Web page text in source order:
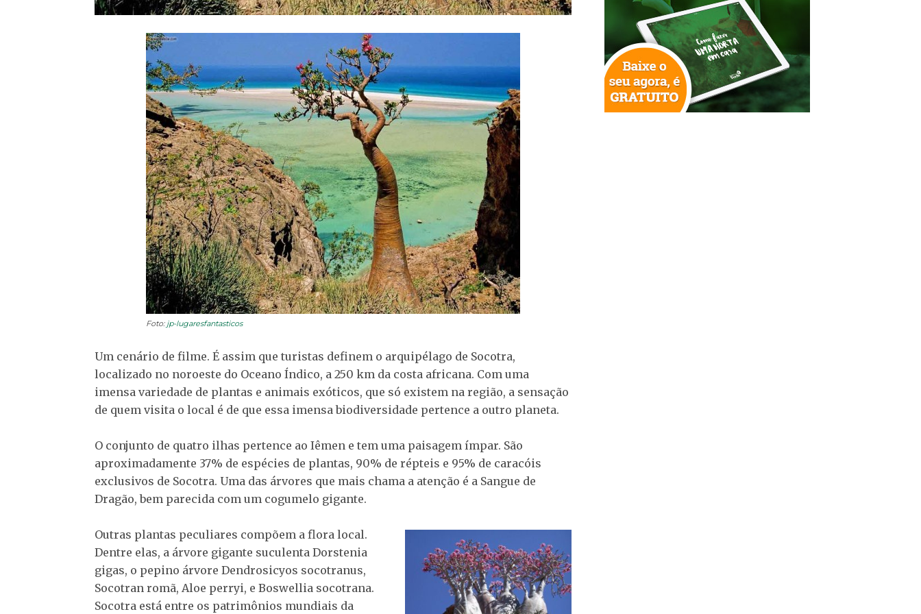
Foto: jp-lugaresfantasticos
Um cenário de filme. É assim que turistas definem o arquipélago de Socotra,
localizado no noroeste do Oceano Índico, a 250 km da costa africana. Com uma
imensa variedade de plantas e animais exóticos, que só existem na região, a sensação
de quem visita o local é de que essa imensa biodiversidade pertence a outro planeta.
O conjunto de quatro ilhas pertence ao Iêmen e tem uma paisagem ímpar. São
aproximadamente 37% de espécies de plantas, 90% de répteis e 95% de caracóis
exclusivos de Socotra. Uma das árvores que mais chama a atenção é a Sangue de
Dragão, bem parecida com um cogumelo gigante.
Outras plantas peculiares compõem a flora local.
Dentre elas, a árvore gigante suculenta Dorstenia
gigas, o pepino árvore Dendrosicyos socotranus,
Socotran romã, Aloe perryi, e Boswellia socotrana.
Socotra está entre os patrimônios mundiais da